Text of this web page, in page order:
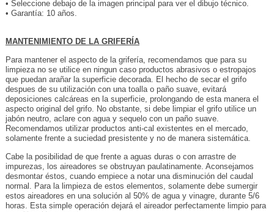
• Seleccione debajo de la imagen principal para ver el dibujo técnico.
• Garantía: 10 años.
MANTENIMIENTO DE LA GRIFERÍA
Para mantener el aspecto de la grifería, recomendamos que para su
limpieza no se utilice en ningun caso productos abrasivos o estropajos
que puedan arañar la superficie decorada. El hecho de secar el grifo
despues de su utilización con una toalla o paño suave, evitará
deposiciones calcáreas en la superficie, prolongando de esta manera el
aspecto original del grifo. No obstante, si debe limpiar el grifo utilice un
jabón neutro, aclare con agua y sequelo con un paño suave.
Recomendamos utilizar productos anti-cal existentes en el mercado,
solamente frente a suciedad presistente y no de manera sistemática.
Cabe la posibilidad de que frente a aguas duras o con arrastre de
impurezas, los aireadores se obstruyan paulatinamente. Aconsejamos
desmontar éstos, cuando empiece a notar una disminución del caudal
normal. Para la limpieza de estos elementos, solamente debe sumergir
estos aireadores en una solución al 50% de agua y vinagre, durante 5/6
horas. Esta simple operación dejará el aireador perfectamente limpio para